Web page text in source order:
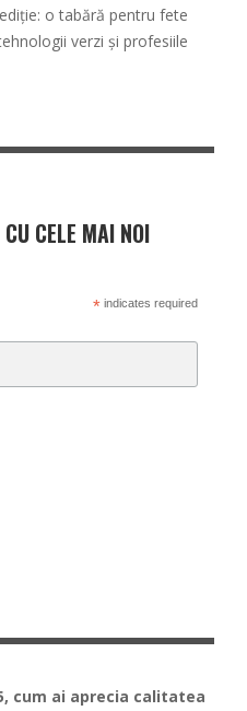
o tabără pentru fete
verzi și profesiile
CELE MAI NOI
*indicates required
cum ai aprecia calitatea